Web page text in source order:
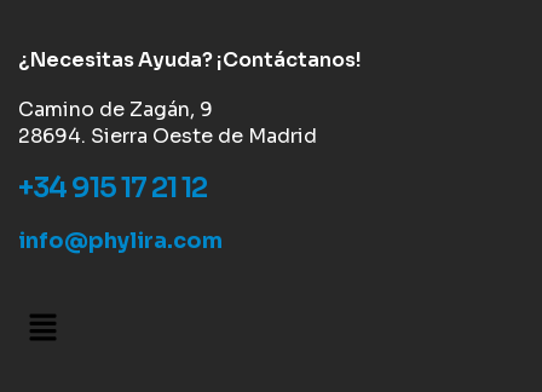
¿Necesitas Ayuda? ¡Contáctanos!
Camino de Zagán, 9
28694. Sierra Oeste de Madrid
+34 915 17 21 12
info@phylira.com